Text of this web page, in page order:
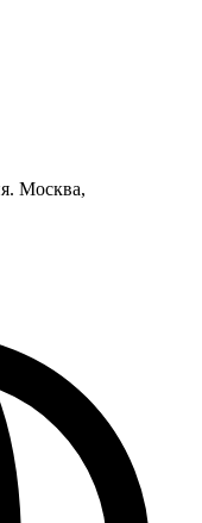
Москва,